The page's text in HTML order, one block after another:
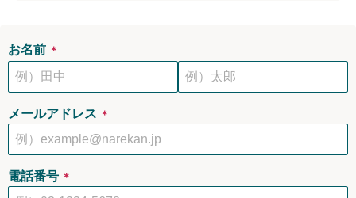
お名前 ＊
メールアドレス ＊
電話番号 ＊